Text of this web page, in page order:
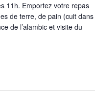
11h. Emportez votre repas
de terre, de pain (cuit dans
de l’alambic et visite du